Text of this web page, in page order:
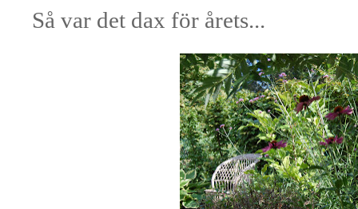
Så var det dax för årets...